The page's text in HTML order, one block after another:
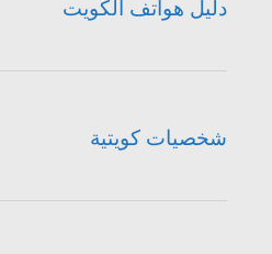
دليل هواتف الكويت
شخصيات كويتية